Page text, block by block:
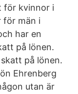
för kvinnor i
för män i
har en
på lönen.
på lönen.
Ehrenberg
utan är